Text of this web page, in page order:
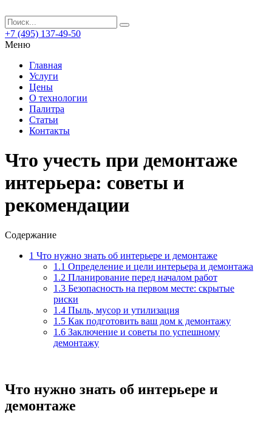
+7 (495) 137-49-50
Меню
Главная
Услуги
Цены
О технологии
Палитра
Статьи
Контакты
Что учесть при демонтаже
интерьера: советы и
рекомендации
Содержание
1 Что нужно знать об интерьере и демонтаже
1.1 Определение и цели интерьера и демонтажа
1.2 Планирование перед началом работ
1.3 Безопасность на первом месте: скрытые
риски
1.4 Пыль, мусор и утилизация
1.5 Как подготовить ваш дом к демонтажу
1.6 Заключение и советы по успешному
демонтажу
Что нужно знать об интерьере и
демонтаже